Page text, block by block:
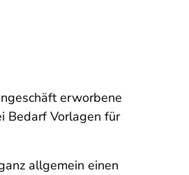
erworbene
Bedarf Vorlagen für
allgemein einen